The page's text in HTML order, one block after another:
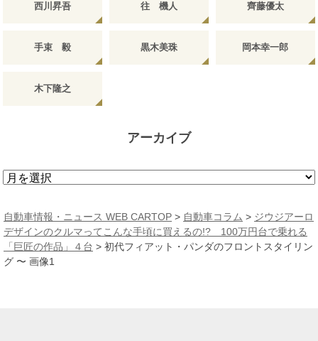
西川昇吾 往 機人 齊藤優太
手束 毅 黒木美珠 岡本幸一郎
木下隆之
アーカイブ
ア
カ
イ
ブ
自動車情報・ニュース WEB CARTOP > 自動車コラム > ジウジアーロ
デザインのクルマってこんな手頃に買えるの!? 100万円台で乗れる
「巨匠の作品」４台 > 初代フィアット・パンダのフロントスタイリン
グ 〜 画像1